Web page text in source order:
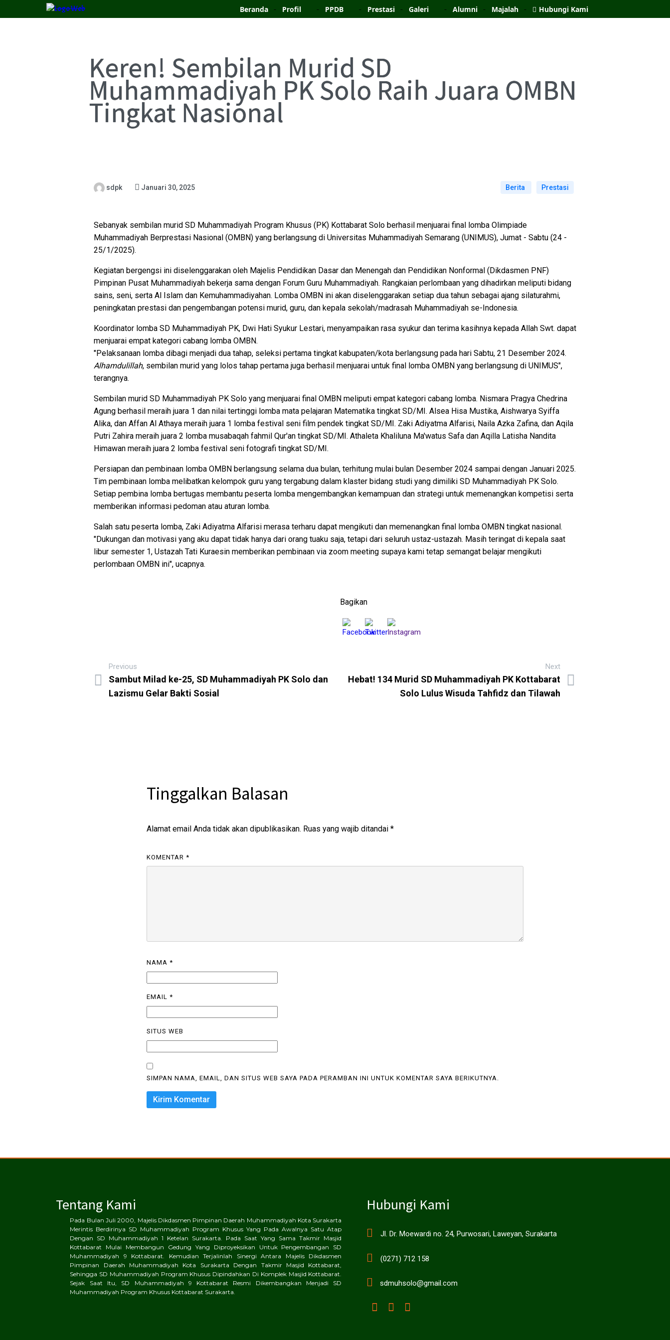
Beranda Profil PPDB Prestasi Galeri Alumni Majalah Hubungi Kami
Keren! Sembilan Murid SD
Muhammadiyah PK Solo Raih Juara OMBN
Tingkat Nasional
sdpk Januari 30, 2025 Berita Prestasi
Sebanyak sembilan murid SD Muhammadiyah Program Khusus (PK) Kottabarat Solo berhasil menjuarai final lomba Olimpiade
Muhammadiyah Berprestasi Nasional (OMBN) yang berlangsung di Universitas Muhammadiyah Semarang (UNIMUS), Jumat - Sabtu (24 -
25/1/2025).
Kegiatan bergengsi ini diselenggarakan oleh Majelis Pendidikan Dasar dan Menengah dan Pendidikan Nonformal (Dikdasmen PNF)
Pimpinan Pusat Muhammadiyah bekerja sama dengan Forum Guru Muhammadiyah. Rangkaian perlombaan yang dihadirkan meliputi bidang
sains, seni, serta Al Islam dan Kemuhammadiyahan. Lomba OMBN ini akan diselenggarakan setiap dua tahun sebagai ajang silaturahmi,
peningkatan prestasi dan pengembangan potensi murid, guru, dan kepala sekolah/madrasah Muhammadiyah se-Indonesia.
Koordinator lomba SD Muhammadiyah PK, Dwi Hati Syukur Lestari, menyampaikan rasa syukur dan terima kasihnya kepada Allah Swt. dapat
menjuarai empat kategori cabang lomba OMBN.
"Pelaksanaan lomba dibagi menjadi dua tahap, seleksi pertama tingkat kabupaten/kota berlangsung pada hari Sabtu, 21 Desember 2024.
Alhamdulillah, sembilan murid yang lolos tahap pertama juga berhasil menjuarai untuk final lomba OMBN yang berlangsung di UNIMUS",
terangnya.
Sembilan murid SD Muhammadiyah PK Solo yang menjuarai final OMBN meliputi empat kategori cabang lomba. Nismara Pragya Chedrina
Agung berhasil meraih juara 1 dan nilai tertinggi lomba mata pelajaran Matematika tingkat SD/MI. Alsea Hisa Mustika, Aishwarya Syiffa
Alika, dan Affan Al Athaya meraih juara 1 lomba festival seni film pendek tingkat SD/MI. Zaki Adiyatma Alfarisi, Naila Azka Zafina, dan Aqila
Putri Zahira meraih juara 2 lomba musabaqah fahmil Qur'an tingkat SD/MI. Athaleta Khaliluna Ma'watus Safa dan Aqilla Latisha Nandita
Himawan meraih juara 2 lomba festival seni fotografi tingkat SD/MI.
Persiapan dan pembinaan lomba OMBN berlangsung selama dua bulan, terhitung mulai bulan Desember 2024 sampai dengan Januari 2025.
Tim pembinaan lomba melibatkan kelompok guru yang tergabung dalam klaster bidang studi yang dimiliki SD Muhammadiyah PK Solo.
Setiap pembina lomba bertugas membantu peserta lomba mengembangkan kemampuan dan strategi untuk memenangkan kompetisi serta
memberikan informasi pedoman atau aturan lomba.
Salah satu peserta lomba, Zaki Adiyatma Alfarisi merasa terharu dapat mengikuti dan memenangkan final lomba OMBN tingkat nasional.
"Dukungan dan motivasi yang aku dapat tidak hanya dari orang tuaku saja, tetapi dari seluruh ustaz-ustazah. Masih teringat di kepala saat
libur semester 1, Ustazah Tati Kuraesin memberikan pembinaan via zoom meeting supaya kami tetap semangat belajar mengikuti
perlombaan OMBN ini", ucapnya.
Bagikan
Previous
Sambut Milad ke-25, SD Muhammadiyah PK Solo dan
Lazismu Gelar Bakti Sosial
Next
Hebat! 134 Murid SD Muhammadiyah PK Kottabarat
Solo Lulus Wisuda Tahfidz dan Tilawah
Tinggalkan Balasan
Alamat email Anda tidak akan dipublikasikan. Ruas yang wajib ditandai *
KOMENTAR *
NAMA *
EMAIL *
SITUS WEB
SIMPAN NAMA, EMAIL, DAN SITUS WEB SAYA PADA PERAMBAN INI UNTUK KOMENTAR SAYA BERIKUTNYA.
Tentang Kami
Pada Bulan Juli 2000, Majelis Dikdasmen Pimpinan Daerah Muhammadiyah Kota Surakarta
Merintis Berdirinya SD Muhammadiyah Program Khusus Yang Pada Awalnya Satu Atap
Dengan SD Muhammadiyah 1 Ketelan Surakarta. Pada Saat Yang Sama Takmir Masjid
Kottabarat Mulai Membangun Gedung Yang Diproyeksikan Untuk Pengembangan SD
Muhammadiyah 9 Kottabarat. Kemudian Terjalinlah Sinergi Antara Majelis Dikdasmen
Pimpinan Daerah Muhammadiyah Kota Surakarta Dengan Takmir Masjid Kottabarat,
Sehingga SD Muhammadiyah Program Khusus Dipindahkan Di Komplek Masjid Kottabarat.
Sejak Saat Itu, SD Muhammadiyah 9 Kottabarat Resmi Dikembangkan Menjadi SD
Muhammadiyah Program Khusus Kottabarat Surakarta.
Hubungi Kami
Jl. Dr. Moewardi no. 24, Purwosari, Laweyan, Surakarta
(0271) 712 158
sdmuhsolo@gmail.com